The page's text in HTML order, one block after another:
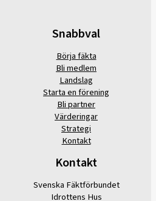
Snabbval
Börja fäkta
Bli medlem
Landslag
Starta en förening
Bli partner
Värderingar
Strategi
Kontakt
Kontakt
Svenska Fäktförbundet
Idrottens Hus